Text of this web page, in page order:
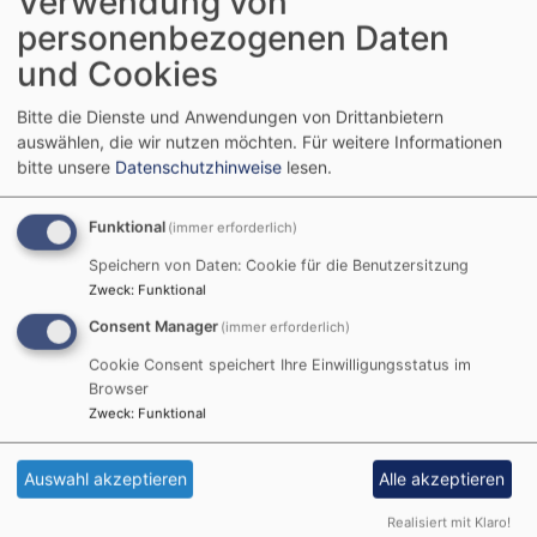
Advent. Um 9.30 Uhr in der
Bub, einem Leinburger
Eigengewächs.
Parallel sind die Kinder zum Kindergottesdienst willkommen.
In Entenberg wird um 9.30 Uhr ein Vespergottesdienst im
Gemeindehaus gefeiert und um 11.00 Uhr in Leinburg getauft.
Der 2.Adventssonntag führt uns immer näher hin zu Bethlehem
mit dem – wie wir heute sagen - Weihnachtsgeschehen. Übersetzt
Seele. Ein Ort des Glaubens an Rettung und Frieden, an
Menschlichkeit und die Erfahrung der Liebe Gottes. Ein
personenbezogenen Daten
und Cookies
Bitte die Dienste und Anwendungen von Drittanbietern
auswählen, die wir nutzen möchten. Für weitere Informationen
bitte unsere Datenschutzhinweise lesen.
Funktional (immer erforderlich)
Speichern von Daten: Cookie für die Benutzersitzung
Zweck: Funktional
Consent Manager (immer erforderlich)
Cookie Consent speichert Ihre Einwilligungsstatus im
Browser
Zweck: Funktional
Auswahl akzeptieren Alle akzeptieren
Realisiert mit Klaro!